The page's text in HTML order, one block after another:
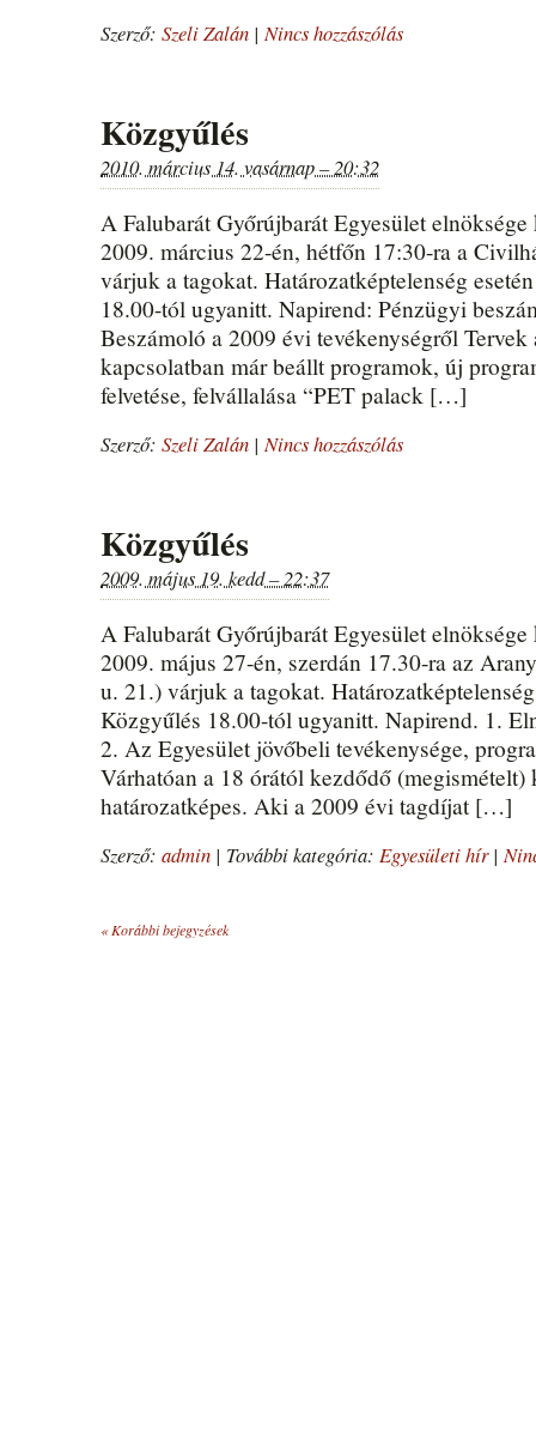
Szerző: Szeli Zalán | Nincs hozzászólás
Közgyűlés
2010. március 14. vasárnap – 20:32
A Falubarát Győrújbarát Egyesület
2009. március 22-én, hétfőn 17:30-ra a
várjuk a tagokat. Határozatképtelenség
18.00-tól ugyanitt. Napirend: Pénzügyi
Beszámoló a 2009 évi tevékenységről
kapcsolatban már beállt programok, új
felvetése, felvállalása “PET palack […]
Szerző: Szeli Zalán | Nincs hozzászólás
Közgyűlés
2009. május 19. kedd – 22:37
A Falubarát Győrújbarát Egyesület
2009. május 27-én, szerdán 17.30-ra az
u. 21.) várjuk a tagokat.
Közgyűlés 18.00-tól ugyanitt. Napirend. 1.
2. Az Egyesület jövőbeli tevékenysége,
Várhatóan a 18 órától kezdődő (megismételt)
határozatképes. Aki a 2009 évi tagdíjat […]
Szerző: admin | További kategória: Egyesületi hír |
«Korábbi bejegyzések